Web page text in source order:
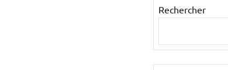
Rechercher